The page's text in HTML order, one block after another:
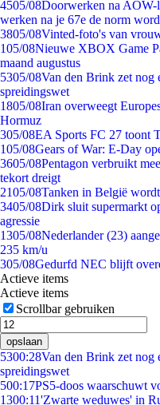
4505/08Doorwerken na AOW-
werken na je 67e de norm
3805/08Vinted-foto's van
105/08Nieuwe XBOX Game
maand augustus
5305/08Van den Brink zet nog
spreidingswet
1805/08Iran overweegt
Hormuz
305/08EA Sports FC 27 toont
105/08Gears of War: E-Day
3605/08Pentagon verbruikt
tekort dreigt
2105/08Tanken in België
3405/08Dirk sluit supermarkt
agressie
1305/08Nederlander (23)
235 km/u
305/08Gedurfd NEC blijft
Actieve items
Actieve items
Scrollbar gebruiken
opslaan
5300:28Van den Brink zet nog
spreidingswet
500:17PS5-doos waarschuwt
1300:11'Zwarte weduwes' in